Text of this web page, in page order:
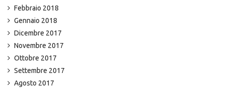
Febbraio 2018
Gennaio 2018
Dicembre 2017
Novembre 2017
Ottobre 2017
Settembre 2017
Agosto 2017